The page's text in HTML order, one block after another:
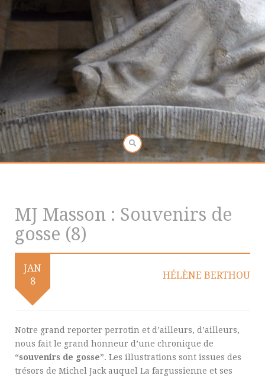
MJ Masson : Souvenirs de
gosse (8)
JAN
8
HÉLÈNE BERTHOU
Notre grand reporter perrotin et d’ailleurs, d’ailleurs,
nous fait le grand honneur d’une chronique de
“souvenirs de gosse”. Les illustrations sont issues des
trésors de Michel Jack auquel La fargussienne et ses